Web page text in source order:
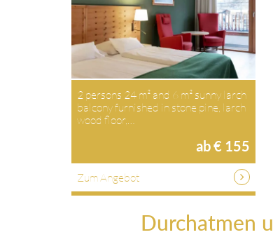
2 persons 24 m² and 6 m² sunny larch
balcony furnished in stone pine, larch
wood floor,…
ab € 155
Zum Angebot
Durchatmen